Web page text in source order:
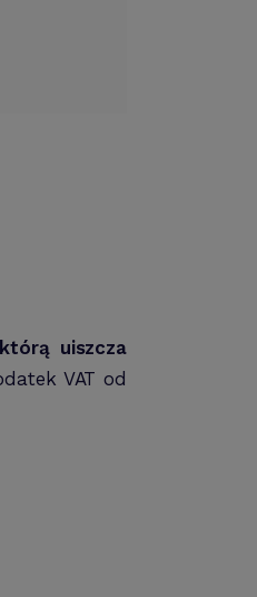
uiszcza
VAT od